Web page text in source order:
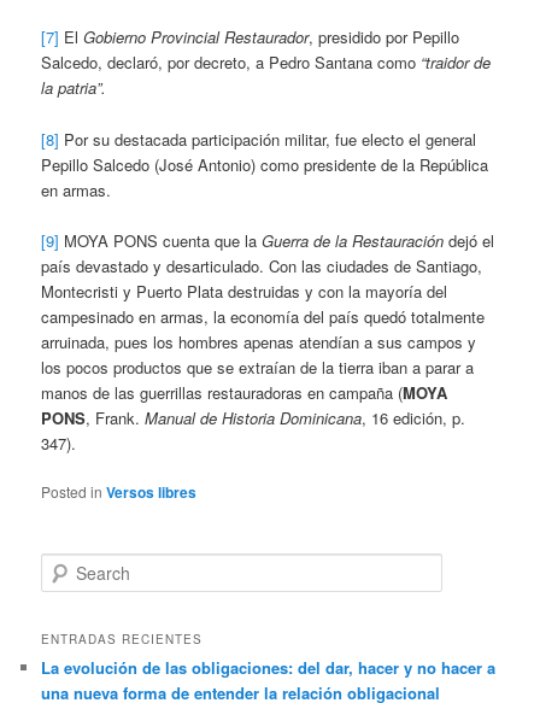
[7] ElGobierno Provincial Restaurador, presidido por Pepillo
Salcedo, declaró, por decreto, a Pedro Santana como “traidor de
la patria”.
[8] Por su destacada participación militar, fue electo el general
Pepillo Salcedo (José Antonio) como presidente de la República
en armas.
[9] MOYA PONS cuenta que laGuerra de la Restauración dejó el
país devastado y desarticulado. Con las ciudades de Santiago,
Montecristi y Puerto Plata destruidas y con la mayoría del
campesinado en armas, la economía del país quedó totalmente
arruinada, pues los hombres apenas atendían a sus campos y
los pocos productos que se extraían de la tierra iban a parar a
manos de las guerrillas restauradoras en campaña (MOYA
PONS, Frank.Manual de Historia Dominicana, 16 edición, p.
347).
Posted in Versos libres
Search
ENTRADAS RECIENTES
La evolución de las obligaciones: del dar, hacer y no hacer a
una nueva forma de entender la relación obligacional